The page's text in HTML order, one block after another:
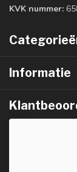
KVK nummer:
Informatie